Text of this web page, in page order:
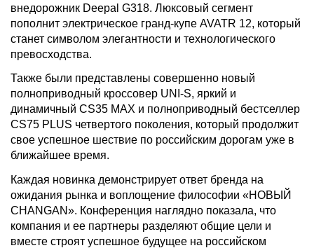
внедорожник Deepal G318. Люксовый сегмент
пополнит электрическое гранд-купе AVATR 12, который
станет символом элегантности и технологического
превосходства.
Также были представлены совершенно новый
полноприводный кроссовер UNI-S, яркий и
динамичный CS35 MAX и полноприводный бестселлер
CS75 PLUS четвертого поколения, который продолжит
свое успешное шествие по российским дорогам уже в
ближайшее время.
Каждая новинка демонстрирует ответ бренда на
ожидания рынка и воплощение философии «НОВЫЙ
CHANGAN». Конференция наглядно показала, что
компания и ее партнеры разделяют общие цели и
вместе строят успешное будущее на российском